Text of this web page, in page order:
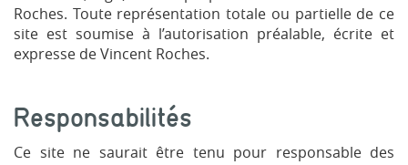
Roches. Toute représentation totale ou partielle de ce
site est soumise à l’autorisation préalable, écrite et
expresse de Vincent Roches.
Responsabilités
Ce site ne saurait être tenu pour responsable des